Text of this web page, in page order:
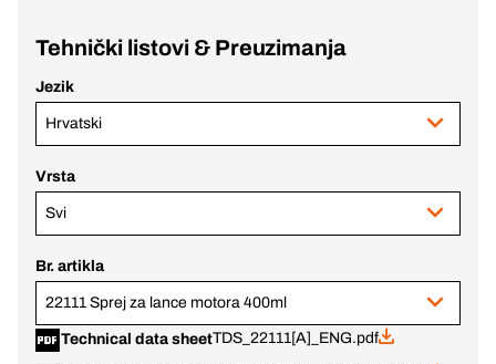
Tehnički listovi & Preuzimanja
Jezik
Hrvatski
Vrsta
Svi
Br. artikla
22111 Sprej za lance motora 400ml
Technical data sheetTDS_22111[A]_ENG.pdf